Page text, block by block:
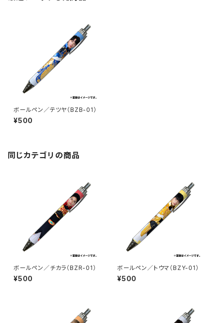
ボールペン／テツヤ（BZB-01）
¥500
同じカテゴリの商品
ボールペン／チカラ（BZR-01）
¥500
ボールペン／トウマ（BZY-01）
¥500